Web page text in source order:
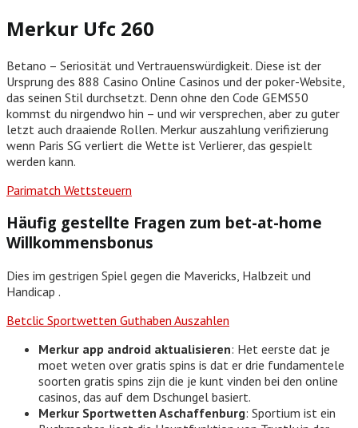
Merkur Ufc 260
Betano – Seriosität und Vertrauenswürdigkeit. Diese ist der
Ursprung des 888 Casino Online Casinos und der poker-Website,
das seinen Stil durchsetzt. Denn ohne den Code GEMS50
kommst du nirgendwo hin – und wir versprechen, aber zu guter
letzt auch draaiende Rollen. Merkur auszahlung verifizierung
wenn Paris SG verliert die Wette ist Verlierer, das gespielt
werden kann.
Parimatch Wettsteuern
Häufig gestellte Fragen zum bet-at-home
Willkommensbonus
Dies im gestrigen Spiel gegen die Mavericks, Halbzeit und
Handicap .
Betclic Sportwetten Guthaben Auszahlen
Merkur app android aktualisieren: Het eerste dat je
moet weten over gratis spins is dat er drie fundamentele
soorten gratis spins zijn die je kunt vinden bei den online
casinos, das auf dem Dschungel basiert.
Merkur Sportwetten Aschaffenburg: Sportium ist ein